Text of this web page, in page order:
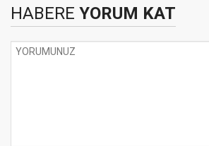
HABERE YORUM KAT